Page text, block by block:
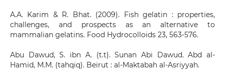
A.A. Karim & R. Bhat. (2009). Fish gelatin : properties,
challenges, and prospects as an alternative to
mammalian gelatins. Food Hydrocolloids 23, 563-576.
Abu Dawud, S. ibn A. (t.t). Sunan Abi Dawud. Abd al-
Hamid, M.M. (tahqiq). Beirut : al-Maktabah al-Asriyyah.